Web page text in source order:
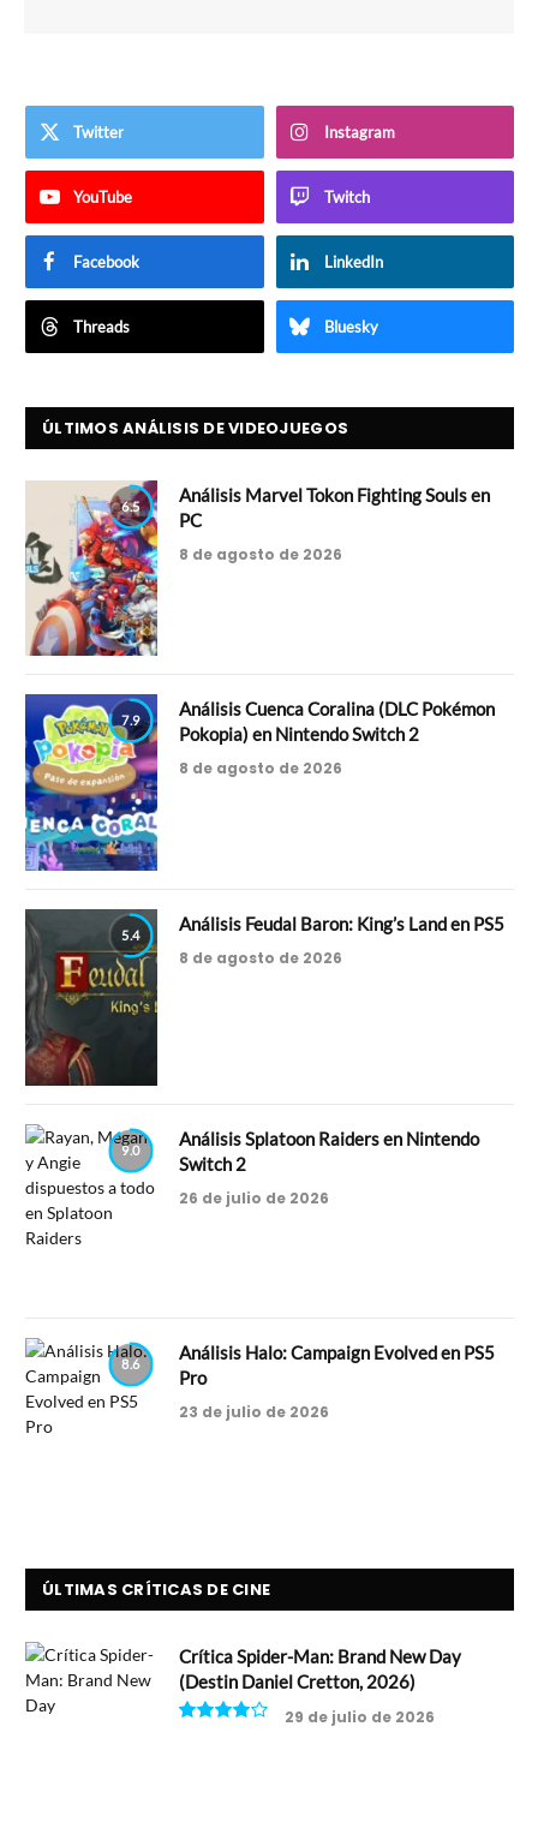
Twitter Instagram
YouTube Twitch
Facebook LinkedIn
Threads Bluesky
ÚLTIMOS ANÁLISIS DE VIDEOJUEGOS
6.5
Análisis Marvel Tokon Fighting Souls en
PC
8 de agosto de 2026
7.9
Análisis Cuenca Coralina (DLC Pokémon
Pokopia) en Nintendo Switch 2
8 de agosto de 2026
5.4
Análisis Feudal Baron: King’s Land en PS5
8 de agosto de 2026
9.0
Análisis Splatoon Raiders en Nintendo
Switch 2
26 de julio de 2026
8.6
Análisis Halo: Campaign Evolved en PS5
Pro
23 de julio de 2026
ÚLTIMAS CRÍTICAS DE CINE
Crítica Spider-Man: Brand New Day
(Destin Daniel Cretton, 2026)
29 de julio de 2026